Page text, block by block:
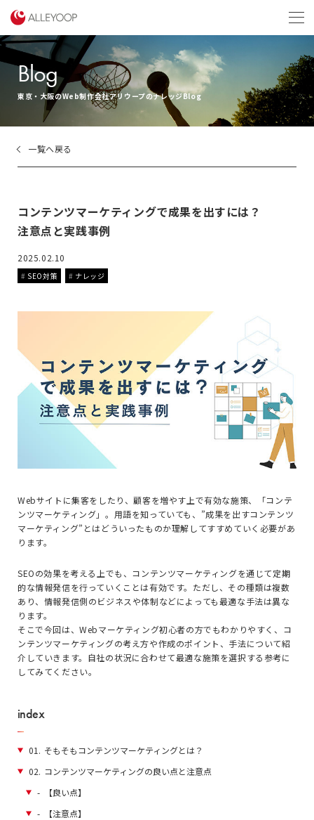
Blog
東京・大阪のWeb制作会社アリウープのナレッジBlog
一覧へ戻る
コンテンツマーケティングで成果を出すには？
注意点と実践事例
2025.02.10
SEO対策 ナレッジ
Webサイトに集客をしたり、顧客を増やす上で有効な施策、「コンテ
ンツマーケティング」。用語を知っていても、”成果を出すコンテンツ
マーケティング”とはどういったものか理解してすすめていく必要があ
ります。
SEOの効果を考える上でも、コンテンツマーケティングを通じて定期
的な情報発信を行っていくことは有効です。ただし、その種類は複数
あり、情報発信側のビジネスや体制などによっても最適な手法は異な
ります。
そこで今回は、Webマーケティング初心者の方でもわかりやすく、コ
ンテンツマーケティングの考え方や作成のポイント、手法について紹
介していきます。自社の状況に合わせて最適な施策を選択する参考に
してみてください。
index
01. そもそもコンテンツマーケティングとは？
02. コンテンツマーケティングの良い点と注意点
-
【良い点】
-
【注意点】